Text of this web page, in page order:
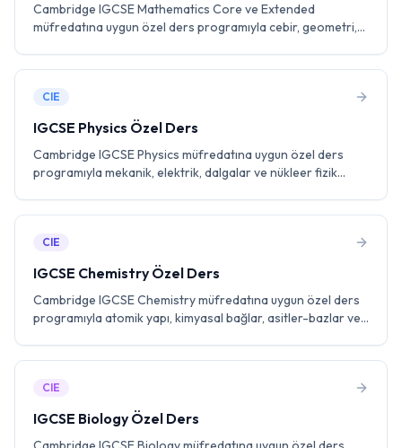
Cambridge IGCSE Mathematics Core ve Extended
müfredatına uygun özel ders programıyla cebir, geometri,
CIE
IGCSE Physics Özel Ders
Cambridge IGCSE Physics müfredatına uygun özel ders
programıyla mekanik, elektrik, dalgalar ve nükleer fizik
CIE
IGCSE Chemistry Özel Ders
Cambridge IGCSE Chemistry müfredatına uygun özel ders
programıyla atomik yapı, kimyasal bağlar, asitler-bazlar ve
CIE
IGCSE Biology Özel Ders